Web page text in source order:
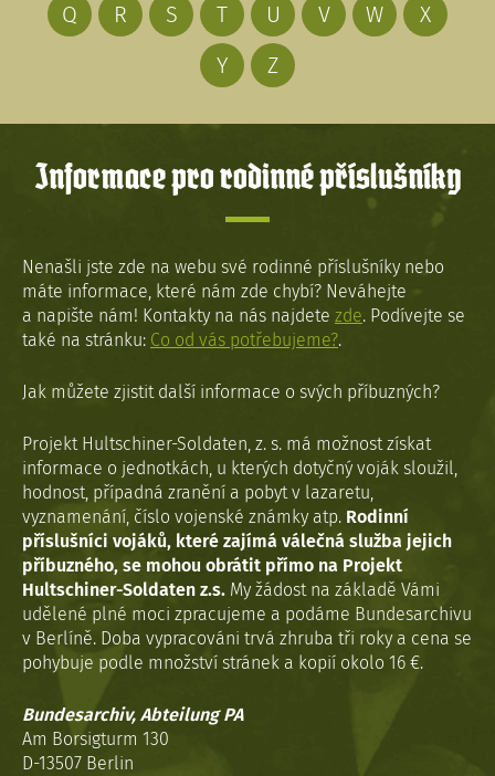
Q
R S T U V W
X
Y
Z
Informace pro rodinné příslušníky
Nenašli jste zde na webu své rodinné příslušníky nebo
máte informace, které nám zde chybí? Neváhejte
a napište nám! Kontakty na nás najdete zde. Podívejte se
také na stránku: Co od vás potřebujeme?.
Jak můžete zjistit další informace o svých příbuzných?
Projekt Hultschiner-Soldaten, z. s. má možnost získat
informace o jednotkách, u kterých dotyčný voják sloužil,
hodnost, případná zranění a pobyt v lazaretu,
vyznamenání, číslo vojenské známky atp. Rodinní
příslušníci vojáků, které zajímá válečná služba jejich
příbuzného, se mohou obrátit přímo na Projekt
Hultschiner-Soldaten z.s. My žádost na základě Vámi
udělené plné moci zpracujeme a podáme Bundesarchivu
v Berlíně. Doba vypracováni trvá zhruba tři roky a cena se
pohybuje podle množství stránek a kopií okolo 16 €.
Bundesarchiv, Abteilung PA
Am Borsigturm 130
D-13507 Berlin